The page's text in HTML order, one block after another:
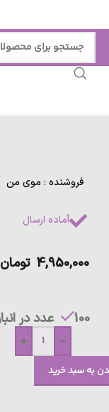
فروشنده : موی من
آماده ارسال
4,950,000 تومان
100 عدد در انبار
-
+
به سبد خرید